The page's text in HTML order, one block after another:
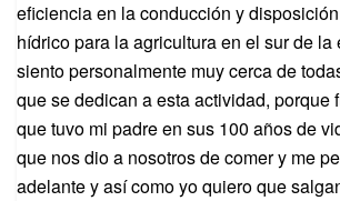
eficiencia en la conducción y
hídrico para la agricultura en el sur de la
siento personalmente muy cerca de
que se dedican a esta actividad, porque
que tuvo mi padre en sus 100 años de
que nos dio a nosotros de comer y me
adelante y así como yo quiero que